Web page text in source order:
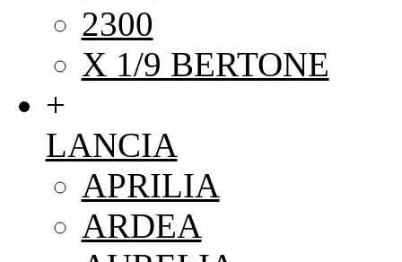
2300
X 1/9 BERTONE
+
LANCIA
APRILIA
ARDEA